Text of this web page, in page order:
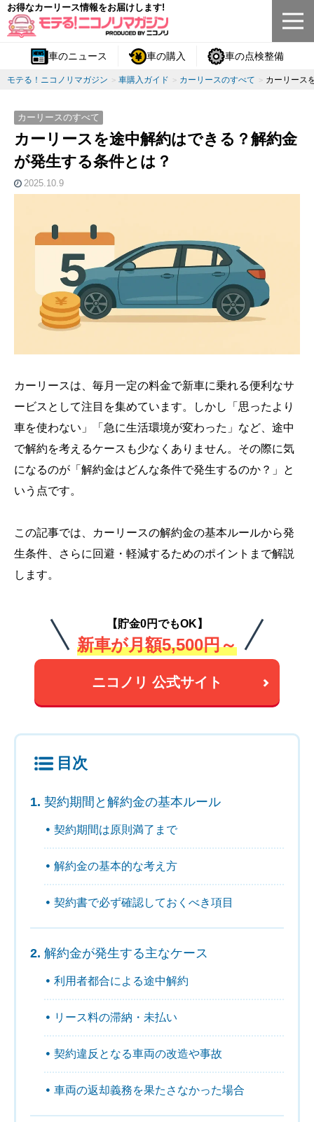
お得なカーリース情報をお届けします!
車のニュース 車の購入 車の点検整備
モテる！ニコノリマガジン 車購入ガイド カーリースのすべて カーリース
カーリースのすべて
カーリースを途中解約はできる？解約金
が発生する条件とは？
2025.10.9
カーリースは、毎月一定の料金で新車に乗れる便利なサ
ービスとして注目を集めています。しかし「思ったより
車を使わない」「急に生活環境が変わった」など、途中
で解約を考えるケースも少なくありません。その際に気
になるのが「解約金はどんな条件で発生するのか？」と
いう点です。
この記事では、カーリースの解約金の基本ルールから発
生条件、さらに回避・軽減するためのポイントまで解説
します。
【貯金0円でもOK】
新車が月額5,500円～
ニコノリ 公式サイト
目次
契約期間と解約金の基本ルール
契約期間は原則満了まで
解約金の基本的な考え方
契約書で必ず確認しておくべき項目
解約金が発生する主なケース
利用者都合による途中解約
リース料の滞納・未払い
契約違反となる車両の改造や事故
車両の返却義務を果たさなかった場合